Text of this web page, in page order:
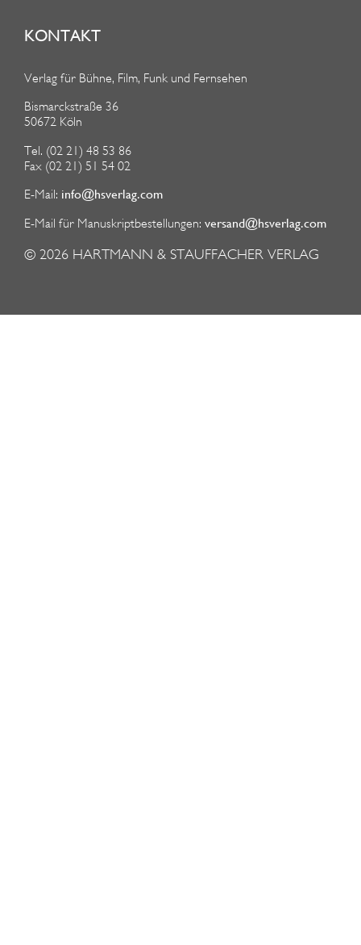
KONTAKT
Verlag für Bühne, Film, Funk und Fernsehen
Bismarckstraße 36
50672 Köln
Tel. (02 21) 48 53 86
Fax (02 21) 51 54 02
E-Mail: info@hsverlag.com
E-Mail für Manuskriptbestellungen: versand@hsverlag.com
© 2026 HARTMANN & STAUFFACHER VERLAG